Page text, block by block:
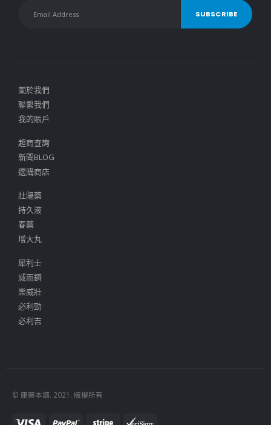
關於我們
聯繫我們
我的賬戶
超商查詢
新聞BLOG
選購商店
壯陽藥
持久液
春藥
增大丸
犀利士
威而鋼
樂威壯
必利勁
必利吉
© 康藥本鋪. 2021. 版權所有